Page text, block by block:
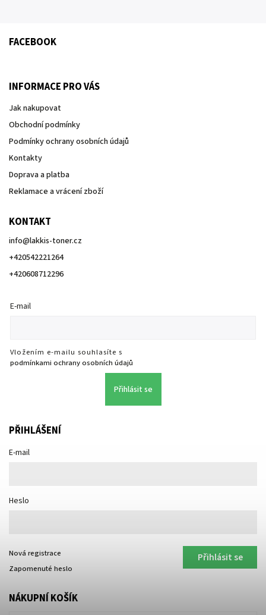
FACEBOOK
INFORMACE PRO VÁS
Jak nakupovat
Obchodní podmínky
Podmínky ochrany osobních údajů
Kontakty
Doprava a platba
Reklamace a vrácení zboží
KONTAKT
info@lakkis-toner.cz
+420542221264
+420608712296
E-mail
Vložením e-mailu souhlasíte s
podmínkami ochrany osobních údajů
Přihlásit se
PŘIHLÁŠENÍ
E-mail
Heslo
Přihlásit se
Nová registrace
Zapomenuté heslo
NÁKUPNÍ KOŠÍK